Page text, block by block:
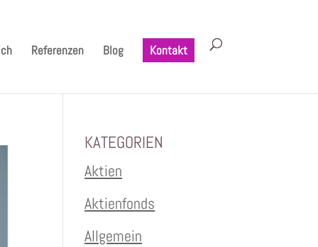
Referenzen Blog Kontakt
KATEGORIEN
Aktien
Aktienfonds
Allgemein